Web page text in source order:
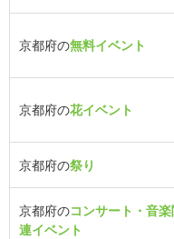
京都府の無料イベント
京都府の花イベント
京都府の祭り
京都府のコンサート・音
連イベント